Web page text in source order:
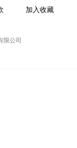
加入收藏
限公司